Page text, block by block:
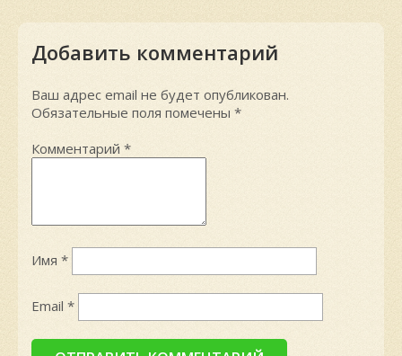
Добавить комментарий
Ваш адрес email не будет опубликован.
Обязательные поля помечены *
Комментарий *
Имя *
Email *